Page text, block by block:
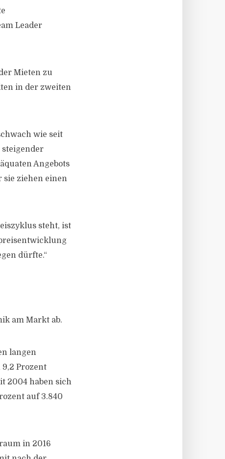
Leader
Mieten zu
in der zweiten
wie seit
Angebots
sie ziehen einen
steht, ist
dürfte.“
am Markt ab.
langen
Prozent
2004 haben sich
auf 3.840
in 2016